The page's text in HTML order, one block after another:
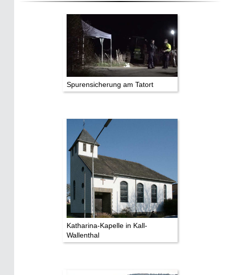
Historie:
Die dunkle Seite
Mythen, Märchen & Legenden (2025)
Sightseeing:
Die Eifel entdecken
Eifelkarte:
Drehorte & Tatorte
Eifelkrimi: Keine Gutenachtgeschichte
Die Autoren
TV & Kino
Spurensicherung am Tatort
Katharina-Kapelle in Kall-
Wallenthal